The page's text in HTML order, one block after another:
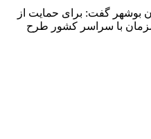
بوشهر گفت: برای حمایت از
با سراسر کشور طرح